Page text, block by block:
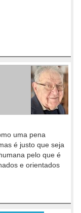
uma pena
é justo que seja
pelo que é
e orientados